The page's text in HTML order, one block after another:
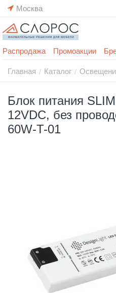
Москва
Распродажа Промоакции
Главная / Каталог /
Блок питания
12VDC, без
60W-T-01